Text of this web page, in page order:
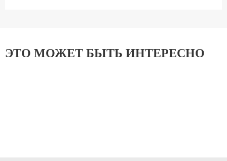
ЭТО МОЖЕТ БЫТЬ ИНТЕРЕСНО